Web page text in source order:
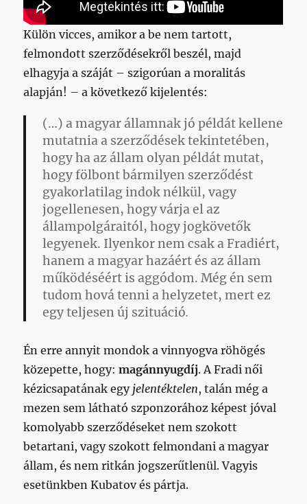
Külön vicces, amikor a be nem tartott,
felmondott szerződésekről beszél, majd
elhagyja a száját – szigorúan a moralitás
alapján! – a következő kijelentés:
(…) a magyar államnak jó példát kellene
mutatnia a szerződések tekintetében,
hogy ha az állam olyan példát mutat,
hogy fölbont bármilyen szerződést
gyakorlatilag indok nélkül, vagy
jogellenesen, hogy várja el az
állampolgáraitól, hogy jogkövetők
legyenek. Ilyenkor nem csak a Fradiért,
hanem a magyar hazáért és az állam
működéséért is aggódom. Még én sem
tudom hová tenni a helyzetet, mert ez
egy teljesen új szituáció.
Én erre annyit mondok a vinnyogva röhögés
közepette, hogy:magánnyugdíj. A Fradi női
kézicsapatának egy jelentéktelen, talán még a
mezen sem látható szponzorához képest jóval
komolyabb szerződéseket nem szokott
betartani, vagy szokott felmondani a magyar
állam, és nem ritkán jogszerűtlenül. Vagyis
esetünkben Kubatov és pártja.